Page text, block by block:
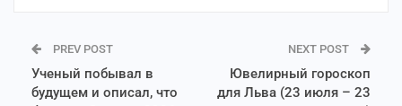
PREV POST
Ученый побывал в
будущем и описал, что
NEXT POST
Ювелирный гороскоп
для Льва (23 июля – 23